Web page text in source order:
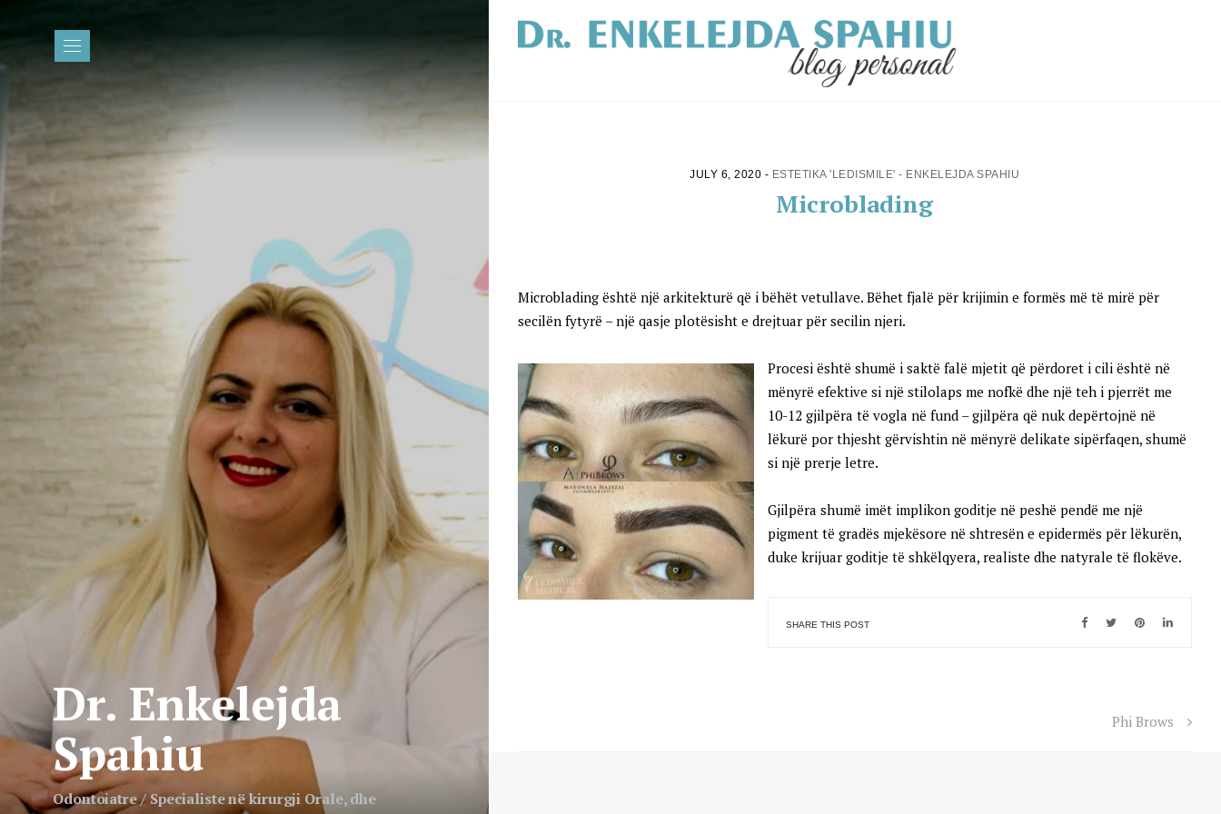
Dr. Enkelejda
Spahiu
Odontoiatre / Specialiste në kirurgji Orale, dhe
JULY 6, 2020 - ESTETIKA 'LEDISMILE' - ENKELEJDA SPAHIU
Microblading
Microblading është një arkitekturë që i bëhët vetullave. Bëhet fjalë për krijimin e formës më të mirë për
secilën fytyrë – një qasje plotësisht e drejtuar për secilin njeri.
Procesi është shumë i saktë falë mjetit që përdoret i cili është në
mënyrë efektive si një stilolaps me nofkë dhe një teh i pjerrët me
10-12 gjilpëra të vogla në fund – gjilpëra që nuk depërtojnë në
lëkurë por thjesht gërvishtin në mënyrë delikate sipërfaqen, shumë
si një prerje letre.
Gjilpëra shumë imët implikon goditje në peshë pendë me një
pigment të gradës mjekësore në shtresën e epidermës për lëkurën,
duke krijuar goditje të shkëlqyera, realiste dhe natyrale të flokëve.
SHARE THIS POST
Phi Brows